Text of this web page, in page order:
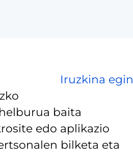
Iruzkina egin
baita
edo aplikazio
bilketa eta